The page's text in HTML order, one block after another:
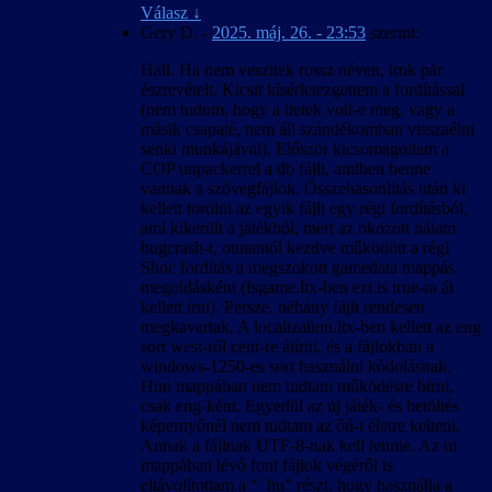
A 4:3-tól eltérő képarány okozta hibák javítva.
A kimerítő módszerkeresés és sokszori
időzítési hibák bizonyos esetekben, különösen
a rendszerindítás utáni első videó
lejátszásakor.
Hogy elkerüljük a játék váratlan kilépését,
fagyását és nem megfelelő viselkedését, a
felirattal lejátszott videók közben az Esc
billentyű le van tiltva, tehát (a játék bevezető
videóját kivéve) nem lehet őket leállítani.
2007. április 25. – v1.00
A magyar szöveg a játék 1.0001-es változata
alapján készült.
Igyekeztünk megőrizni a hibamentességet az
1.0000-ás változattal is.
Ez a honosítás a játékállások betölthetőségét
nem befolyásolja, de a betöltött játékban
előfordulhatnak anomáliák a nevek körül is.
Ennek oka valószínűleg az lehet, hogy az új
játék kezdésekor érvényes nyelven kiosztott
névsor és a megszerzett rejtekhely-leírások
belekerülnek a kimentett játékállásba. A
Válasz ↓
Gery D. - 2025. máj. 26. - 23:53 szerint:
Hali. Ha nem veszitek rossz néven, írok pár
észrevételt. Kicsit kísérletezgettem a fordítással
(nem tudom, hogy a tietek volt-e meg, vagy a
másik csapaté, nem áll szándékomban visszaélni
senki munkájával). Először kicsomagoltam a
COP unpackerrel a db fájlt, amiben benne
vannak a szövegfájlok. Összehasonlítás után ki
kellett törölni az egyik fájlt egy régi fordításból,
ami kikerült a játékból, mert az okozott nálam
bugcrash-t, onnantól kezdve működött a régi
Shoc fordítás a megszokott gamedata mappás
megoldásként (fsgame.ltx-ben ezt is true-ra át
kellett írni). Persze, néhány fájlt rendesen
megkavartak. A localization.ltx-ben kellett az eng
sort west-ről cent-re átírni, és a fájlokban a
windows-1250-es sort használni kódolásnak.
Hun mappában nem tudtam működésre bírni,
csak eng-ként. Egyedül az új játék- és betöltés
képernyőnél nem tudtam az őű-t életre kelteni.
Annak a fájlnak UTF-8-nak kell lennie. Az ui
mappában lévő font fájlok végéről is
eltávolítottam a “_hu” részt, hogy használja a